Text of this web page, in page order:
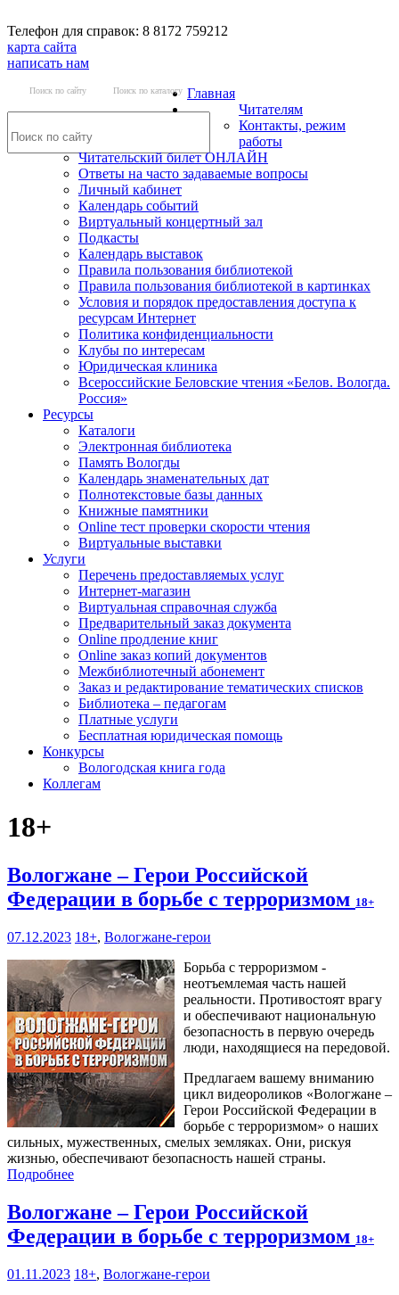
Телефон для справок: 8 8172 759212
карта сайта
написать нам
Поиск по сайту Поиск по каталогу Главная
Читателям
Контакты, режим
работы
Читательский билет ОНЛАЙН
Ответы на часто задаваемые вопросы
Личный кабинет
Календарь событий
Виртуальный концертный зал
Подкасты
Календарь выставок
Правила пользования библиотекой
Правила пользования библиотекой в картинках
Условия и порядок предоставления доступа к
ресурсам Интернет
Политика конфиденциальности
Клубы по интересам
Юридическая клиника
Всероссийские Беловские чтения «Белов. Вологда.
Россия»
Ресурсы
Каталоги
Электронная библиотека
Память Вологды
Календарь знаменательных дат
Полнотекстовые базы данных
Книжные памятники
Online тест проверки скорости чтения
Виртуальные выставки
Услуги
Перечень предоставляемых услуг
Интернет-магазин
Виртуальная справочная служба
Предварительный заказ документа
Online продление книг
Online заказ копий документов
Межбиблиотечный абонемент
Заказ и редактирование тематических списков
Библиотека – педагогам
Платные услуги
Бесплатная юридическая помощь
Конкурсы
Вологодская книга года
Коллегам
18+
Вологжане – Герои Российской
Федерации в борьбе с терроризмом 18+
07.12.2023 18+, Вологжане-герои
Борьба с терроризмом -
неотъемлемая часть нашей
реальности. Противостоят врагу
и обеспечивают национальную
безопасность в первую очередь
люди, находящиеся на передовой.
Предлагаем вашему вниманию
цикл видеороликов «Вологжане –
Герои Российской Федерации в
борьбе с терроризмом» о наших
сильных, мужественных, смелых земляках. Они, рискуя
жизнью, обеспечивают безопасность нашей страны.
Подробнее
Вологжане – Герои Российской
Федерации в борьбе с терроризмом 18+
01.11.2023 18+, Вологжане-герои